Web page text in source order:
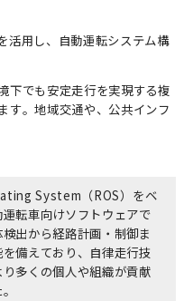
バリュー
用し、自動運転システム構
下でも安定走行を実現する複
す。地域交通や、公共インフ
System（ROS）をベ
転車向けソフトウェアで
出から経路計画・制御ま
備えており、自律走行技
多くの個人や組織が貢献